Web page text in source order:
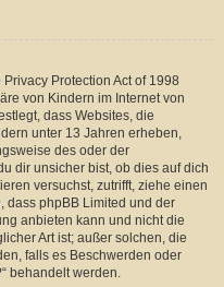
Mitglied Zugriff auf
Verfügung stehen: zum Beispiel
an andere Mitglieder, Beitritt
dir eine Anmeldung, da sie
bietet.
Protection Act of 1998
von Kindern im Internet von
dass Websites, die
unter 13 Jahren erheben,
des oder der
dir unsicher bist, ob dies auf dich